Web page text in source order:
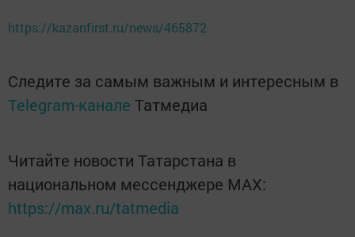
https://kazanfirst.ru/news/465872
Следите за самым важным и интересным в
Telegram-канале Татмедиа
Читайте новости Татарстана в
национальном мессенджере MАХ:
https://max.ru/tatmedia